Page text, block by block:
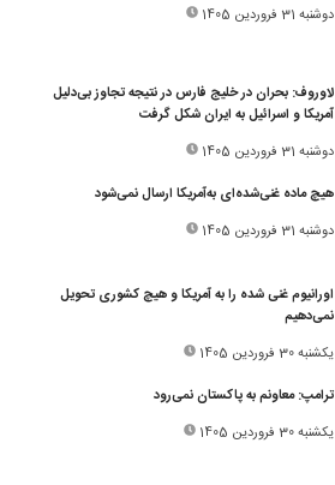
دوشنبه 31 فروردین 1405
لاوروف: بحران در خلیج فارس در نتیجه تجاوز بی‌دلیل
آمریکا و اسرائیل به ایران شکل گرفت
دوشنبه 31 فروردین 1405
هیچ ماده غنی‌شده‌ای به‌آمریکا ارسال نمی‌شود
دوشنبه 31 فروردین 1405
اورانیوم غنی شده را به آمریکا و هیچ کشوری تحویل
نمی‌دهیم
یکشنبه 30 فروردین 1405
ترامپ: معاونم به پاکستان نمی‌رود
یکشنبه 30 فروردین 1405